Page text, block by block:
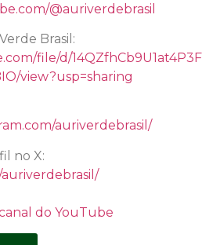
@auriverdebrasil
Brasil:
file/d/14QZfhCb9U1at4P3F
view?usp=sharing
auriverdebrasil/
no X:
do YouTube